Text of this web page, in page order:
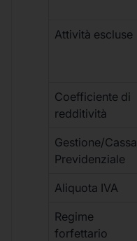
Attività escluse
Coefficiente di
redditività
Gestione/Cassa
Previdenziale
Aliquota IVA
Regime
forfettario